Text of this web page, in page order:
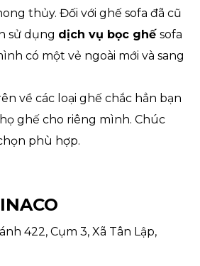
thủy. Đối với ghế sofa đã cũ
sử dụng dịch vụ bọc ghế sofa
có một vẻ ngoài mới và sang
về các loại ghế chắc hẳn bạn
ghế cho riêng mình. Chúc
phù hợp.
422, Cụm 3, Xã Tân Lập,